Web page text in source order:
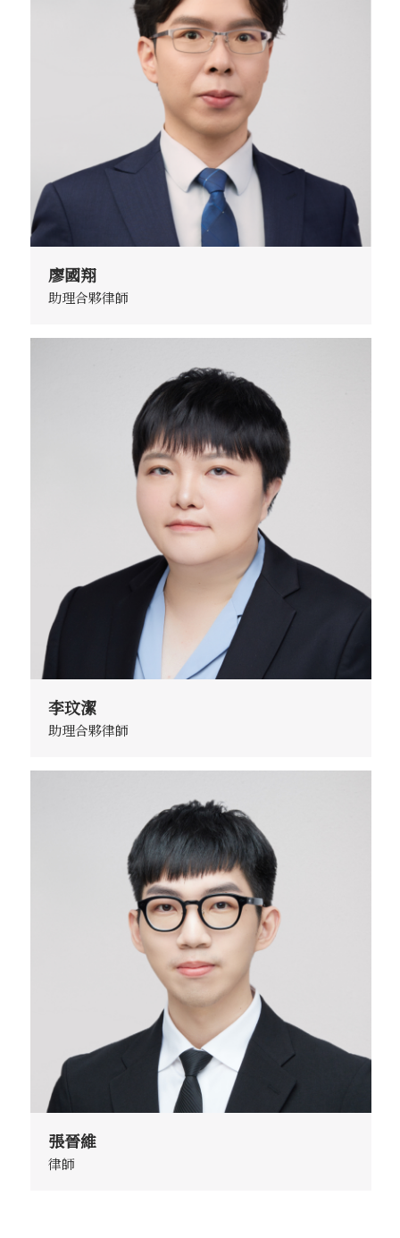
廖國翔
助理合夥律師
李玟潔
助理合夥律師
張晉維
律師